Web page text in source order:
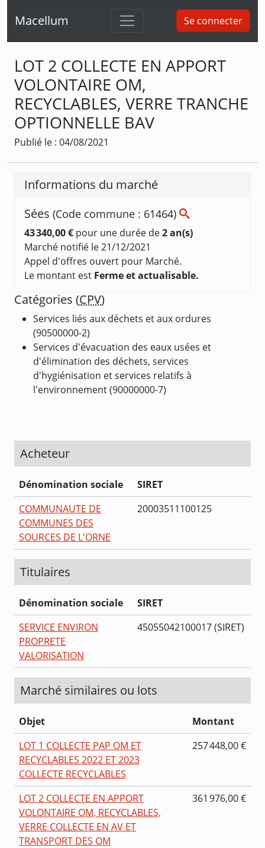
Macellum Se connecter
LOT 2 COLLECTE EN APPORT
VOLONTAIRE OM,
RECYCLABLES, VERRE TRANCHE
OPTIONNELLE BAV
Publié le : 04/08/2021
Informations du marché
Sées (Code commune : 61464)
43 340,00 € pour une durée de2 an(s)
Marché notifié le 21/12/2021
Appel d'offres ouvert pour Marché.
Le montant est Ferme et actualisable.
Catégories (CPV)
Services liés aux déchets et aux ordures
(90500000-2)
Services d'évacuation des eaux usées et
d'élimination des déchets, services
d'hygiénisation et services relatifs à
l'environnement (90000000-7)
Acheteur
Dénomination sociale
SIRET
COMMUNAUTE DE
COMMUNES DES
SOURCES DE L'ORNE
20003511100125
Titulaires
Dénomination sociale
SIRET
SERVICE ENVIRON
PROPRETE
VALORISATION
45055042100017 (SIRET)
Marché similaires ou lots
Objet
Montant
LOT 1 COLLECTE PAP OM ET
RECYCLABLES 2022 ET 2023
COLLECTE RECYCLABLES
257 448,00 €
LOT 2 COLLECTE EN APPORT
VOLONTAIRE OM, RECYCLABLES,
VERRE COLLECTE EN AV ET
TRANSPORT DES OM
361 976,00 €